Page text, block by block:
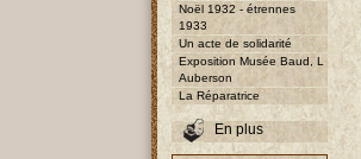
Noël 1932 - étrennes
1933
Un acte de solidarité
Exposition Musée Baud, L
Auberson
La Réparatrice
En plus